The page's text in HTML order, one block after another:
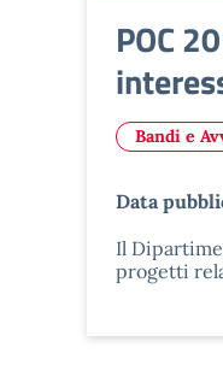
POC
Bandi e
Data
Il
progetti